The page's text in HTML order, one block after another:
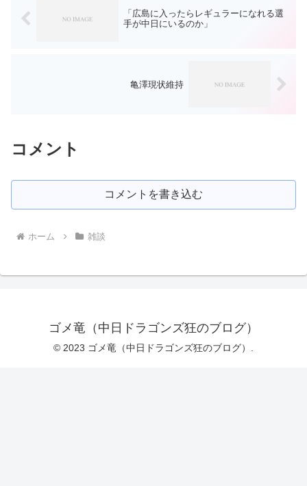
「広島に入ったらレギュラーになれる選
手が中日にいるのか」
亀澤現状維持
コメント
コメントを書き込む
ホーム 雑談
ゴメ竜（中日ドラゴンズ狂のブログ）
© 2023 ゴメ竜（中日ドラゴンズ狂のブログ）.